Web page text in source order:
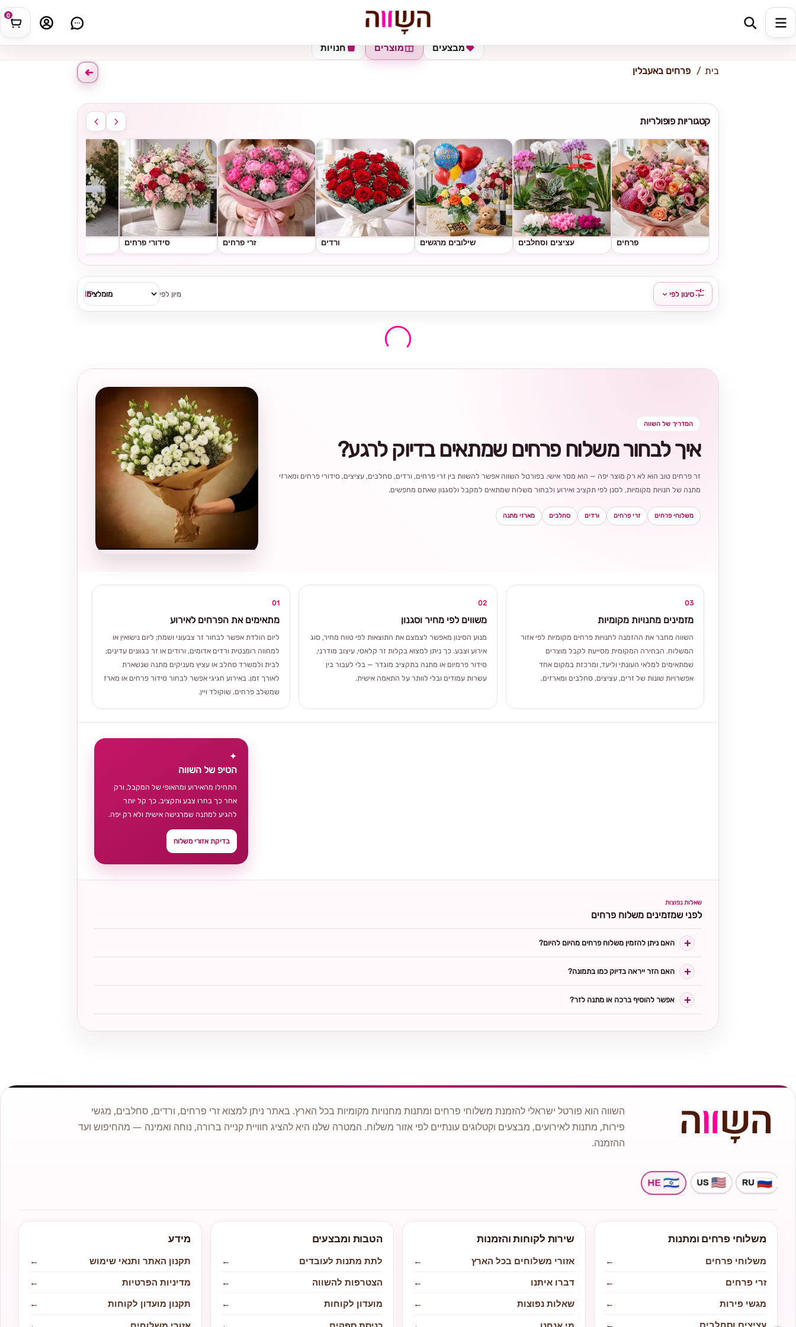
0 כתובת למשלוח
חנויות מוצרים מבצעים
בית פרחים באעבלין
קטגוריות פופולריות
פרחים עציצים וסחלבים שילובים מרגשים ורדים זרי פרחים סידורי פרחים
מיון לפי סינון לפי
המדריך של השווה
איך לבחור משלוח פרחים שמתאים בדיוק לרגע?
זר פרחים טוב הוא לא רק מוצר יפה — הוא מסר אישי. בפורטל השווה אפשר להשוות בין זרי פרחים, ורדים, סחלבים, עציצים, סידורי פרחים ומארזי
מתנה של חנויות מקומיות, לסנן לפי תקציב ואירוע ולבחור משלוח שמתאים למקבל ולסגנון שאתם מחפשים.
משלוחי פרחים זרי פרחים ורדים סחלבים מארזי מתנה
01
מתאימים את הפרחים לאירוע
ליום הולדת אפשר לבחור זר צבעוני ושמח; ליום נישואין או
למחווה רומנטית ורדים אדומים, ורודים או זר בגוונים עדינים;
לבית ולמשרד סחלב או עציץ מעניקים מתנה שנשארת
לאורך זמן. באירוע חגיגי אפשר לבחור סידור פרחים או מארז
שמשלב פרחים, שוקולד ויין.
02
משווים לפי מחיר וסגנון
מנוע הסינון מאפשר לצמצם את התוצאות לפי טווח מחיר, סוג
אירוע וצבע. כך ניתן למצוא בקלות זר קלאסי, עיצוב מודרני,
סידור פרמיום או מתנה בתקציב מוגדר — בלי לעבור בין
עשרות עמודים ובלי לוותר על התאמה אישית.
03
מזמינים מחנויות מקומיות
השווה מחבר את ההזמנה לחנויות פרחים מקומיות לפי אזור
המשלוח. הבחירה המקומית מסייעת לקבל מוצרים
שמתאימים למלאי העונתי וליעד, ומרכזת במקום אחד
אפשרויות שונות של זרים, עציצים, סחלבים ומארזים.
✦
הטיפ של השווה
התחילו מהאירוע ומהאופי של המקבל, ורק
אחר כך בחרו צבע ותקציב. כך קל יותר
להגיע למתנה שמרגישה אישית ולא רק יפה.
בדיקת אזורי משלוח
שאלות נפוצות
לפני שמזמינים משלוח פרחים
האם ניתן להזמין משלוח פרחים מהיום להיום?
האם הזר ייראה בדיוק כמו בתמונה?
אפשר להוסיף ברכה או מתנה לזר?
השווה הוא פורטל ישראלי להזמנת משלוחי פרחים ומתנות מחנויות מקומיות בכל הארץ. באתר ניתן למצוא זרי פרחים, ורדים, סחלבים, מגשי
פירות, מתנות לאירועים, מבצעים וקטלוגים עונתיים לפי אזור משלוח. המטרה שלנו היא להציג חוויית קנייה ברורה, נוחה ואמינה — מהחיפוש ועד
ההזמנה.
משלוחי פרחים ומתנות
משלוחי פרחים
←
זרי פרחים
←
מגשי פירות
←
שירות לקוחות והזמנות
אזורי משלוחים בכל הארץ
←
דברו איתנו
←
שאלות נפוצות
←
הטבות ומבצעים
לתת מתנות לעובדים
←
הצטרפות להשווה
←
מועדון לקוחות
←
מידע
תקנון האתר ותנאי שימוש
←
מדיניות הפרטיות
←
תקנון מועדון לקוחות
←